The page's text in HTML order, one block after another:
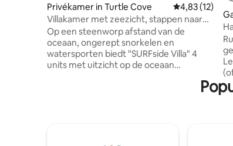
Privékamer in Turtle Cove Gemiddelde
4,83 (12)
Villakamer met zeezicht, stappen naar
het strand: kamer #2
Op een steenworp afstand van de
oceaan, ongerept snorkelen en
watersporten biedt "SURFside Villa" 4
units met uitzicht op de oceaan
een eigen badkamer en zijn perfect voor
tot het strand is vlak voor de villa. De